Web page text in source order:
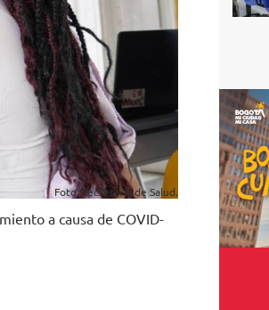
Foto: Secretaría de Salud.
a causa de COVID-